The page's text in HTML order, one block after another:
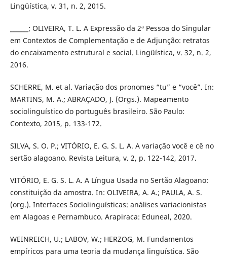
Lingüística, v. 31, n. 2, 2015.
______; OLIVEIRA, T. L. A Expressão da 2ª Pessoa do Singular
em Contextos de Complementação e de Adjunção: retratos
do encaixamento estrutural e social. Lingüística, v. 32, n. 2,
2016.
SCHERRE, M. et al. Variação dos pronomes “tu” e “você”. In:
MARTINS, M. A.; ABRAÇADO, J. (Orgs.). Mapeamento
sociolinguístico do português brasileiro. São Paulo:
Contexto, 2015, p. 133-172.
SILVA, S. O. P.; VITÓRIO, E. G. S. L. A. A variação você e cê no
sertão alagoano. Revista Leitura, v. 2, p. 122-142, 2017.
VITÓRIO, E. G. S. L. A. A Língua Usada no Sertão Alagoano:
constituição da amostra. In: OLIVEIRA, A. A.; PAULA, A. S.
(org.). Interfaces Sociolinguísticas: análises variacionistas
em Alagoas e Pernambuco. Arapiraca: Eduneal, 2020.
WEINREICH, U.; LABOV, W.; HERZOG, M. Fundamentos
empíricos para uma teoria da mudança linguística. São